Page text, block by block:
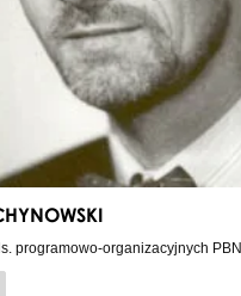
programowo-organizacyjnych PBN